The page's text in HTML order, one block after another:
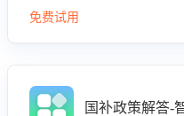
免费试用
国补政策解答-